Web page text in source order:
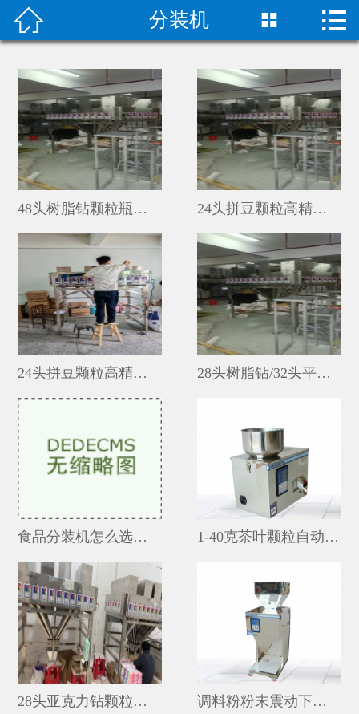
 首页
成功案例
产品中心
荣誉资质
新闻动态
联系我们
 分装机  
48头树脂钻颗粒瓶装智能分装机厂家 24头拼豆颗粒高精度不串料分装机厂家定制
24头拼豆颗粒高精度盒装不串料分装机定制 28头树脂钻/32头平底钻分装机厂家生产
食品分装机怎么选型号 1-40克茶叶颗粒自动小型分装机品牌
28头亚克力钻颗粒盒装高精度自动分装机非标定制 调料粉粉末震动下料称重分装机1-200克